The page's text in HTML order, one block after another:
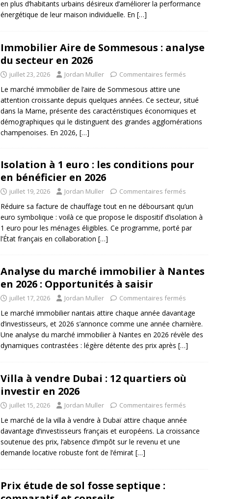
en plus d’habitants urbains désireux d’améliorer la performance
énergétique de leur maison individuelle. En […]
Immobilier Aire de Sommesous : analyse
du secteur en 2026
juillet 23, 2026 Jordan Muller Commentaires fermés
Le marché immobilier de l’aire de Sommesous attire une
attention croissante depuis quelques années. Ce secteur, situé
dans la Marne, présente des caractéristiques économiques et
démographiques qui le distinguent des grandes agglomérations
champenoises. En 2026, […]
Isolation à 1 euro : les conditions pour
en bénéficier en 2026
juillet 19, 2026 Jordan Muller Commentaires fermés
Réduire sa facture de chauffage tout en ne déboursant qu’un
euro symbolique : voilà ce que propose le dispositif d’isolation à
1 euro pour les ménages éligibles. Ce programme, porté par
l’État français en collaboration […]
Analyse du marché immobilier à Nantes
en 2026 : Opportunités à saisir
juillet 17, 2026 Jordan Muller Commentaires fermés
Le marché immobilier nantais attire chaque année davantage
d’investisseurs, et 2026 s’annonce comme une année charnière.
Une analyse du marché immobilier à Nantes en 2026 révèle des
dynamiques contrastées : légère détente des prix après […]
Villa à vendre Dubai : 12 quartiers où
investir en 2026
juillet 15, 2026 Jordan Muller Commentaires fermés
Le marché de la villa à vendre à Dubaï attire chaque année
davantage d’investisseurs français et européens. La croissance
soutenue des prix, l’absence d’impôt sur le revenu et une
demande locative robuste font de l’émirat […]
Prix étude de sol fosse septique :